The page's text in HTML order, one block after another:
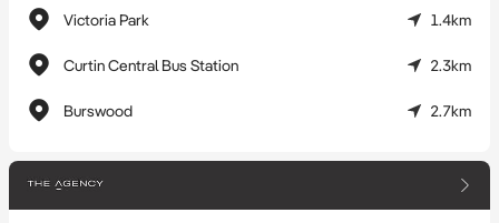
Victoria Park 1.4km
Curtin Central Bus Station 2.3km
Burswood 2.7km